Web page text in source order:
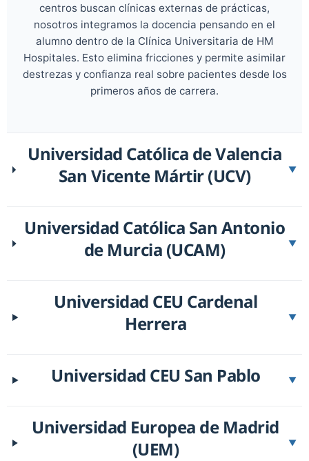
centros buscan clínicas externas de prácticas,
nosotros integramos la docencia pensando en el
alumno dentro de la Clínica Universitaria de HM
Hospitales. Esto elimina fricciones y permite asimilar
destrezas y confianza real sobre pacientes desde los
primeros años de carrera.
Universidad Católica de Valencia
San Vicente Mártir (UCV)
▼
Universidad Católica San Antonio
de Murcia (UCAM)
▼
Universidad CEU Cardenal
Herrera
▼
Universidad CEU San Pablo ▼
Universidad Europea de Madrid
(UEM)
▼